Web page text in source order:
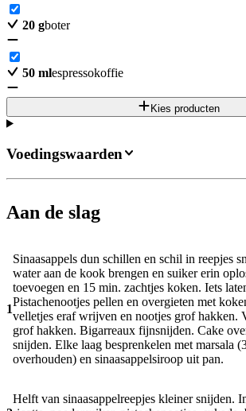
20 gboter
50 mlespressokoffie
Kies producten
Aan de slag
1
Sinaasappels dun schillen en schil in reepjes
water aan de kook brengen en suiker erin
toevoegen en 15 min. zachtjes koken. Iets
Pistachenootjes pellen en overgieten met
velletjes eraf wrijven en nootjes grof hakken.
grof hakken. Bigarreaux fijnsnijden. Cake
snijden. Elke laag besprenkelen met marsala
overhouden) en sinaasappelsiroop uit pan.
Helft van sinaasappelreepjes kleiner snijden.
Voedingswaarden